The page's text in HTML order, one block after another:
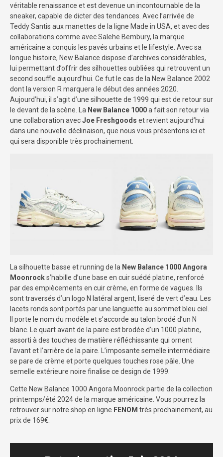
véritable renaissance et est devenue un incontournable de la
sneaker, capable de dicter des tendances. Avec l’arrivée de
Teddy Santis aux manettes de la ligne Made in USA, et avec des
collaborations comme avec Salehe Bembury, la marque
américaine a conquis les pavés urbains et le lifestyle. Avec sa
longue histoire, New Balance dispose d’archives considérables,
lui permettant d’offrir des silhouettes oubliées qui retrouvent un
second souffle aujourd’hui. Ce fut le cas de la New Balance 2002
dont la version R marquera le début des années 2020.
Aujourd’hui, il s’agit d’une silhouette de 1999 qui est de retour sur
le devant de la scène. La New Balance 1000a fait son retour via
une collaboration avecJoe Freshgoods et revient aujourd’hui
dans une nouvelle déclinaison, que nous vous présentons ici et
qui sera disponible très prochainement.
La silhouette basse et running de la New Balance 1000 Angora
Moonrocks’habille d’une base en cuir suédé platine, renforcé
par des empiècements en cuir crème, en forme de vagues. Ils
sont traversés d’un logo N latéral argent, liseré de vert d’eau. Les
lacets ronds sont portés par une languette au sommet bleu ciel.
Il porte le nom du modèle et s’accorde au talon brodé d’un N
blanc. Le quart avant de la paire est brodée d’un 1000 platine,
assorti à des touches de matière réfléchissante qui ornent
l’avant et l’arrière de la paire. L’imposante semelle intermédiaire
se pare de crème et porte quelques touches rose pâle. Une
semelle extérieure noire finalise ce design de 1999.
Cette New Balance 1000 Angora Moonrock partie de la collection
printemps/été 2024 de la marque américaine. Vous pourrez la
retrouver sur notre shop en ligne FENOM très prochainement, au
prix de 169€.